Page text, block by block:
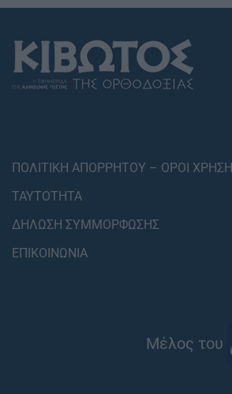
ΠΟΛΙΤΙΚΗ ΑΠΟΡΡΗΤΟΥ – ΟΡΟΙ
ΤΑΥΤΟΤΗΤΑ
ΔΗΛΩΣΗ ΣΥΜΜΟΡΦΩΣΗΣ
ΕΠΙΚΟΙΝΩΝΙΑ
Μέλος του